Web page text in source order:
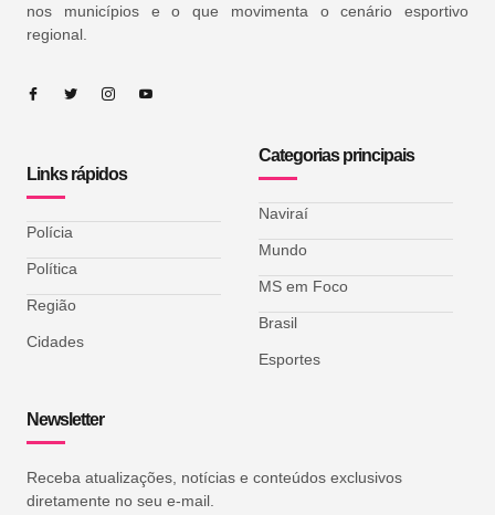
nos municípios e o que movimenta o cenário esportivo
regional.
Links rápidos
Polícia
Política
Região
Cidades
Categorias principais
Naviraí
Mundo
MS em Foco
Brasil
Esportes
Newsletter
Receba atualizações, notícias e conteúdos exclusivos
diretamente no seu e-mail.